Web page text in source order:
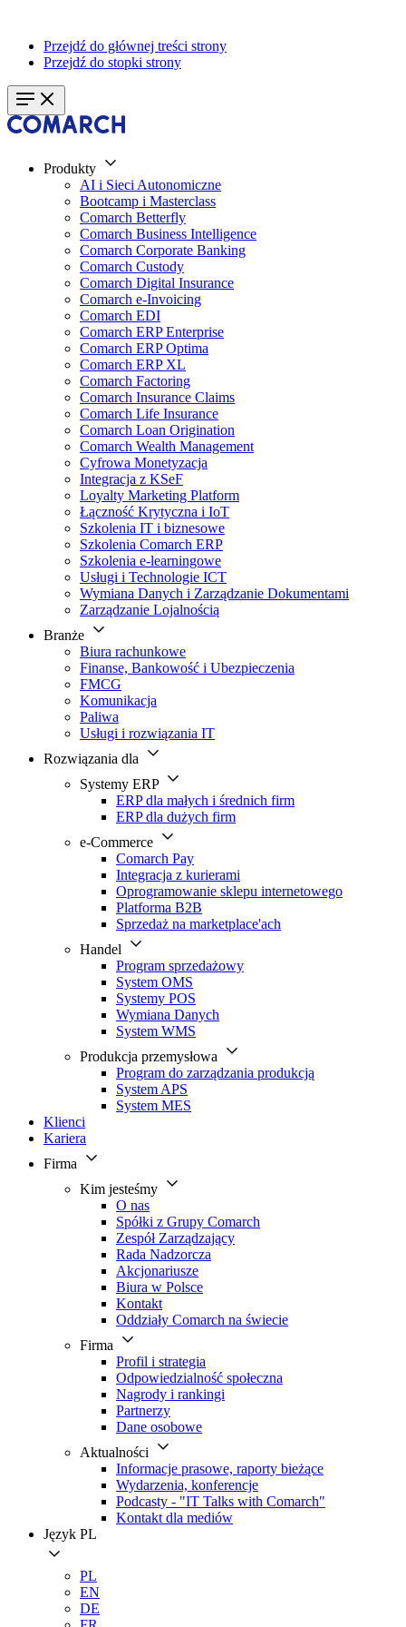
Przejdź do głównej treści strony
Przejdź do stopki strony
Produkty
AI i Sieci Autonomiczne
Bootcamp i Masterclass
Comarch Betterfly
Comarch Business Intelligence
Comarch Corporate Banking
Comarch Custody
Comarch Digital Insurance
Comarch e-Invoicing
Comarch EDI
Comarch ERP Enterprise
Comarch ERP Optima
Comarch ERP XL
Comarch Factoring
Comarch Insurance Claims
Comarch Life Insurance
Comarch Loan Origination
Comarch Wealth Management
Cyfrowa Monetyzacja
Integracja z KSeF
Loyalty Marketing Platform
Łączność Krytyczna i IoT
Szkolenia IT i biznesowe
Szkolenia Comarch ERP
Szkolenia e-learningowe
Usługi i Technologie ICT
Wymiana Danych i Zarządzanie Dokumentami
Zarządzanie Lojalnością
Branże
Biura rachunkowe
Finanse, Bankowość i Ubezpieczenia
FMCG
Komunikacja
Paliwa
Usługi i rozwiązania IT
Rozwiązania dla
Systemy ERP
ERP dla małych i średnich firm
ERP dla dużych firm
e-Commerce
Comarch Pay
Integracja z kurierami
Oprogramowanie sklepu internetowego
Platforma B2B
Sprzedaż na marketplace'ach
Handel
Program sprzedażowy
System OMS
Systemy POS
Wymiana Danych
System WMS
Produkcja przemysłowa
Program do zarządzania produkcją
System APS
System MES
Klienci
Kariera
Firma
Kim jesteśmy
O nas
Spółki z Grupy Comarch
Zespół Zarządzający
Rada Nadzorcza
Akcjonariusze
Biura w Polsce
Kontakt
Oddziały Comarch na świecie
Firma
Profil i strategia
Odpowiedzialność społeczna
Nagrody i rankingi
Partnerzy
Dane osobowe
Aktualności
Informacje prasowe, raporty bieżące
Wydarzenia, konferencje
Podcasty - "IT Talks with Comarch"
Kontakt dla mediów
Język PL
PL
EN
DE